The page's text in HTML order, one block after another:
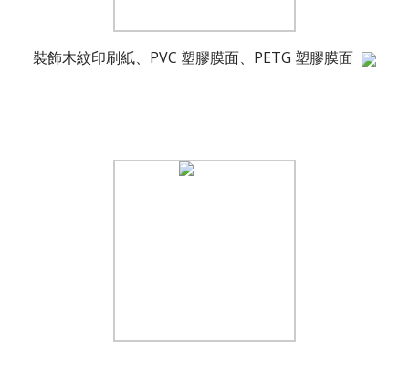
裝飾木紋印刷紙、PVC 塑膠膜面、PETG 塑膠膜面